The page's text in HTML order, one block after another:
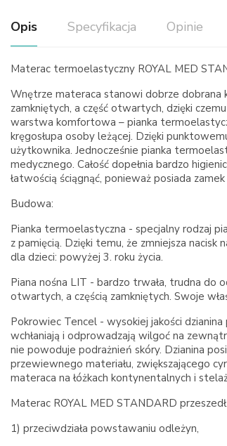
Opis Specyfikacja Opinie
Materac termoelastyczny ROYAL MED
Wnętrze materaca stanowi dobrze dobrana
zamkniętych, a część otwartych, dzięki
warstwa komfortowa – pianka
kręgosłupa osoby leżącej. Dzięki
użytkownika. Jednocześnie pianka
medycznego. Całość dopełnia bardzo
łatwością ściągnąć, ponieważ posiada
Budowa:
Pianka termoelastyczna - specjalny rodzaj
z pamięcią. Dzięki temu, że zmniejsza
dla dzieci: powyżej 3. roku życia.
Piana nośna LIT - bardzo trwała, trudna do
otwartych, a częścią zamkniętych. Swoje
Pokrowiec Tencel - wysokiej jakości
wchłaniają i odprowadzają wilgoć na
nie powoduje podrażnień skóry. Dzianina
przewiewnego materiału, zwiększającego
materaca na łóżkach kontynentalnych i
Materac ROYAL MED STANDARD
1) przeciwdziała powstawaniu odleżyn,